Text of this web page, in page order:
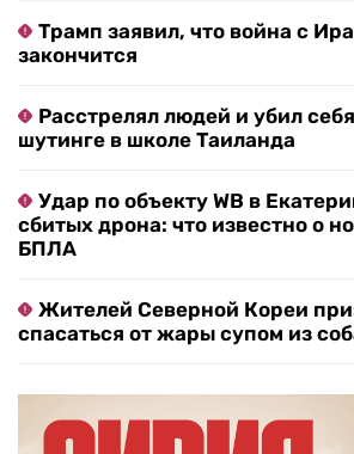
Трамп заявил, что война с
закончится
Расстрелял людей и убил
шутинге в школе Таиланда
Удар по объекту WB в
сбитых дрона: что известно о
БПЛА
Жителей Северной Кореи
спасаться от жары супом из